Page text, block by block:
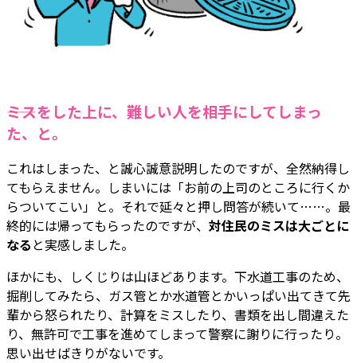
――ミスをした上に、難しい人を相手にしてしまっ
た、と。
これはしまった、と誠心誠意説明したのですが、全然納得し
てもらえません。しまいには「お前の上司のところに行くか
らついてこい」と。それで延々と押し問答が続いて……。最
終的には帰ってもらったのですが、 対住民のミスは大ごとに
なる と実感しました。
ほかにも、しくじりは山ほどあります。下水道工事のため、
掘削してみたら、ガス管とか水道管とかいっぱい出てきて先
輩から怒られたり、計算をミスしたり、書類を出し間違えた
り、無許可で工事を進めてしまって警察に謝りに行ったり。
思い出せばきりがないです。